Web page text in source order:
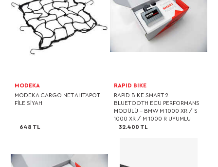
MODEKA
MODEKA CARGO NET AHTAPOT
FİLE SİYAH
648 TL
RAPID BIKE
RAPID BIKE SMART 2
BLUETOOTH ECU PERFORMANS
MODÜLÜ – BMW M 1000 XR / S
1000 XR / M 1000 R UYUMLU
32.400 TL